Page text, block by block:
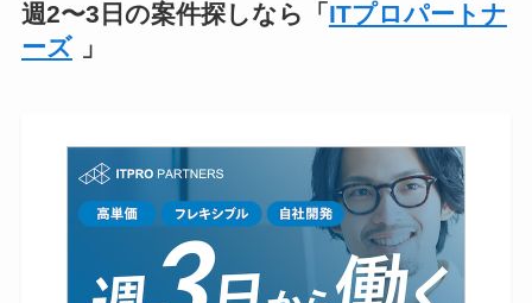
週2〜3日の案件探しなら「 ITプロパートナ
ーズ
」